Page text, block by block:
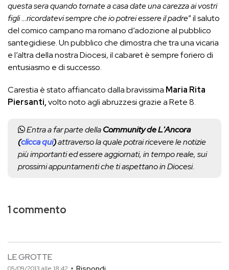
questa sera quando tornate a casa date una carezza ai vostri
figli …ricordatevi sempre che io potrei essere il padre” il saluto
del comico campano ma romano d’adozione al pubblico
santegidiese. Un pubblico che dimostra che tra una vicaria
e l’altra della nostra Diocesi, il cabaret è sempre foriero di
entusiasmo e di successo.
Carestia è stato affiancato dalla bravissima Maria Rita
Piersanti,volto noto agli abruzzesi grazie a Rete 8.
Entra a far parte dellaCommunity de L'Ancora
(clicca qui)attraverso la quale potrai ricevere le notizie
più importanti ed essere aggiornati, in tempo reale, sui
prossimi appuntamenti che ti aspettano in Diocesi.
1 commento
LE GROTTE